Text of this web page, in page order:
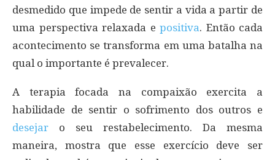
desmedido que impede de sentir a vida a partir de
uma perspectiva relaxada e positiva. Então cada
acontecimento se transforma em uma batalha na
qual o importante é prevalecer.
A terapia focada na compaixão exercita a
habilidade de sentir o sofrimento dos outros e
desejar o seu restabelecimento. Da mesma
maneira, mostra que esse exercício deve ser